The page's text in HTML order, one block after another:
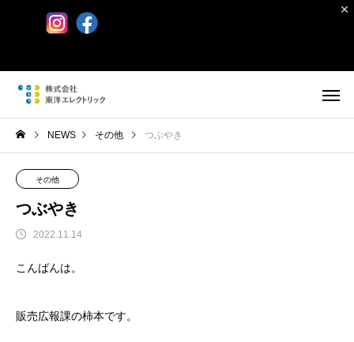
NEWS その他 つぶやき
その他
つぶやき
2022.11.14
こんばんは。
販売広報課の柿本です。